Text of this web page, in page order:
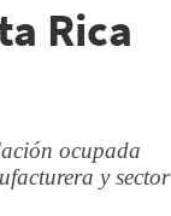
Rica
ocupada
y sector